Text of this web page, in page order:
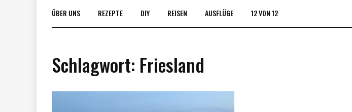
ÜBER UNS REZEPTE DIY REISEN AUSFLÜGE 12 VON 12
Schlagwort: Friesland